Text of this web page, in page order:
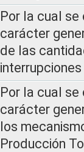
Por la cual
carácter
de las
Por la cual
carácter
los
Producción